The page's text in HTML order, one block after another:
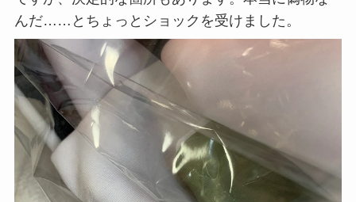
んだ……とちょっとショックを受けました。